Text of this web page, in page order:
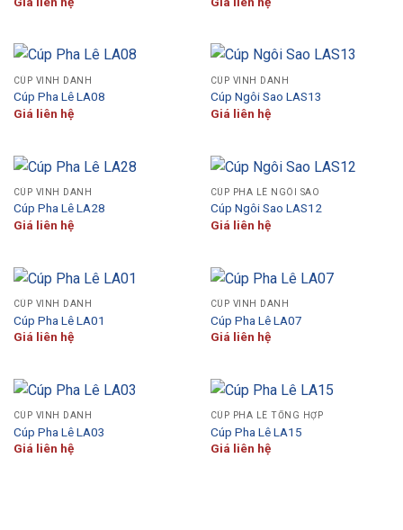
CÚP VINH DANH
Cúp Pha Lê LA08
Giá liên hệ
CÚP VINH DANH
Cúp Ngôi Sao LAS13
Giá liên hệ
CÚP VINH DANH
Cúp Pha Lê LA28
Giá liên hệ
CÚP PHA LÊ NGÔI SAO
Cúp Ngôi Sao LAS12
Giá liên hệ
CÚP VINH DANH
Cúp Pha Lê LA01
Giá liên hệ
CÚP VINH DANH
Cúp Pha Lê LA07
Giá liên hệ
CÚP VINH DANH
Cúp Pha Lê LA03
Giá liên hệ
CÚP PHA LÊ TỔNG HỢP
Cúp Pha Lê LA15
Giá liên hệ